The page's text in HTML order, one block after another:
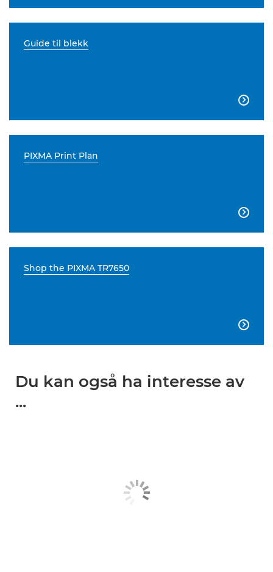
Guide til blekk

PIXMA Print Plan

Shop the PIXMA TR7650

Du kan også ha interesse av
...